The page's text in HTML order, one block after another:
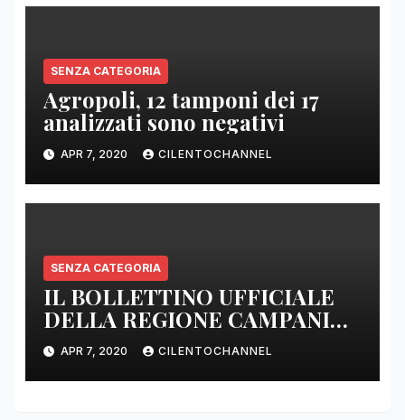
SENZA CATEGORIA
Agropoli, 12 tamponi dei 17
analizzati sono negativi
APR 7, 2020 CILENTOCHANNEL
SENZA CATEGORIA
IL BOLLETTINO UFFICIALE
DELLA REGIONE CAMPANIA
DELLE ORE 22.00
APR 7, 2020 CILENTOCHANNEL